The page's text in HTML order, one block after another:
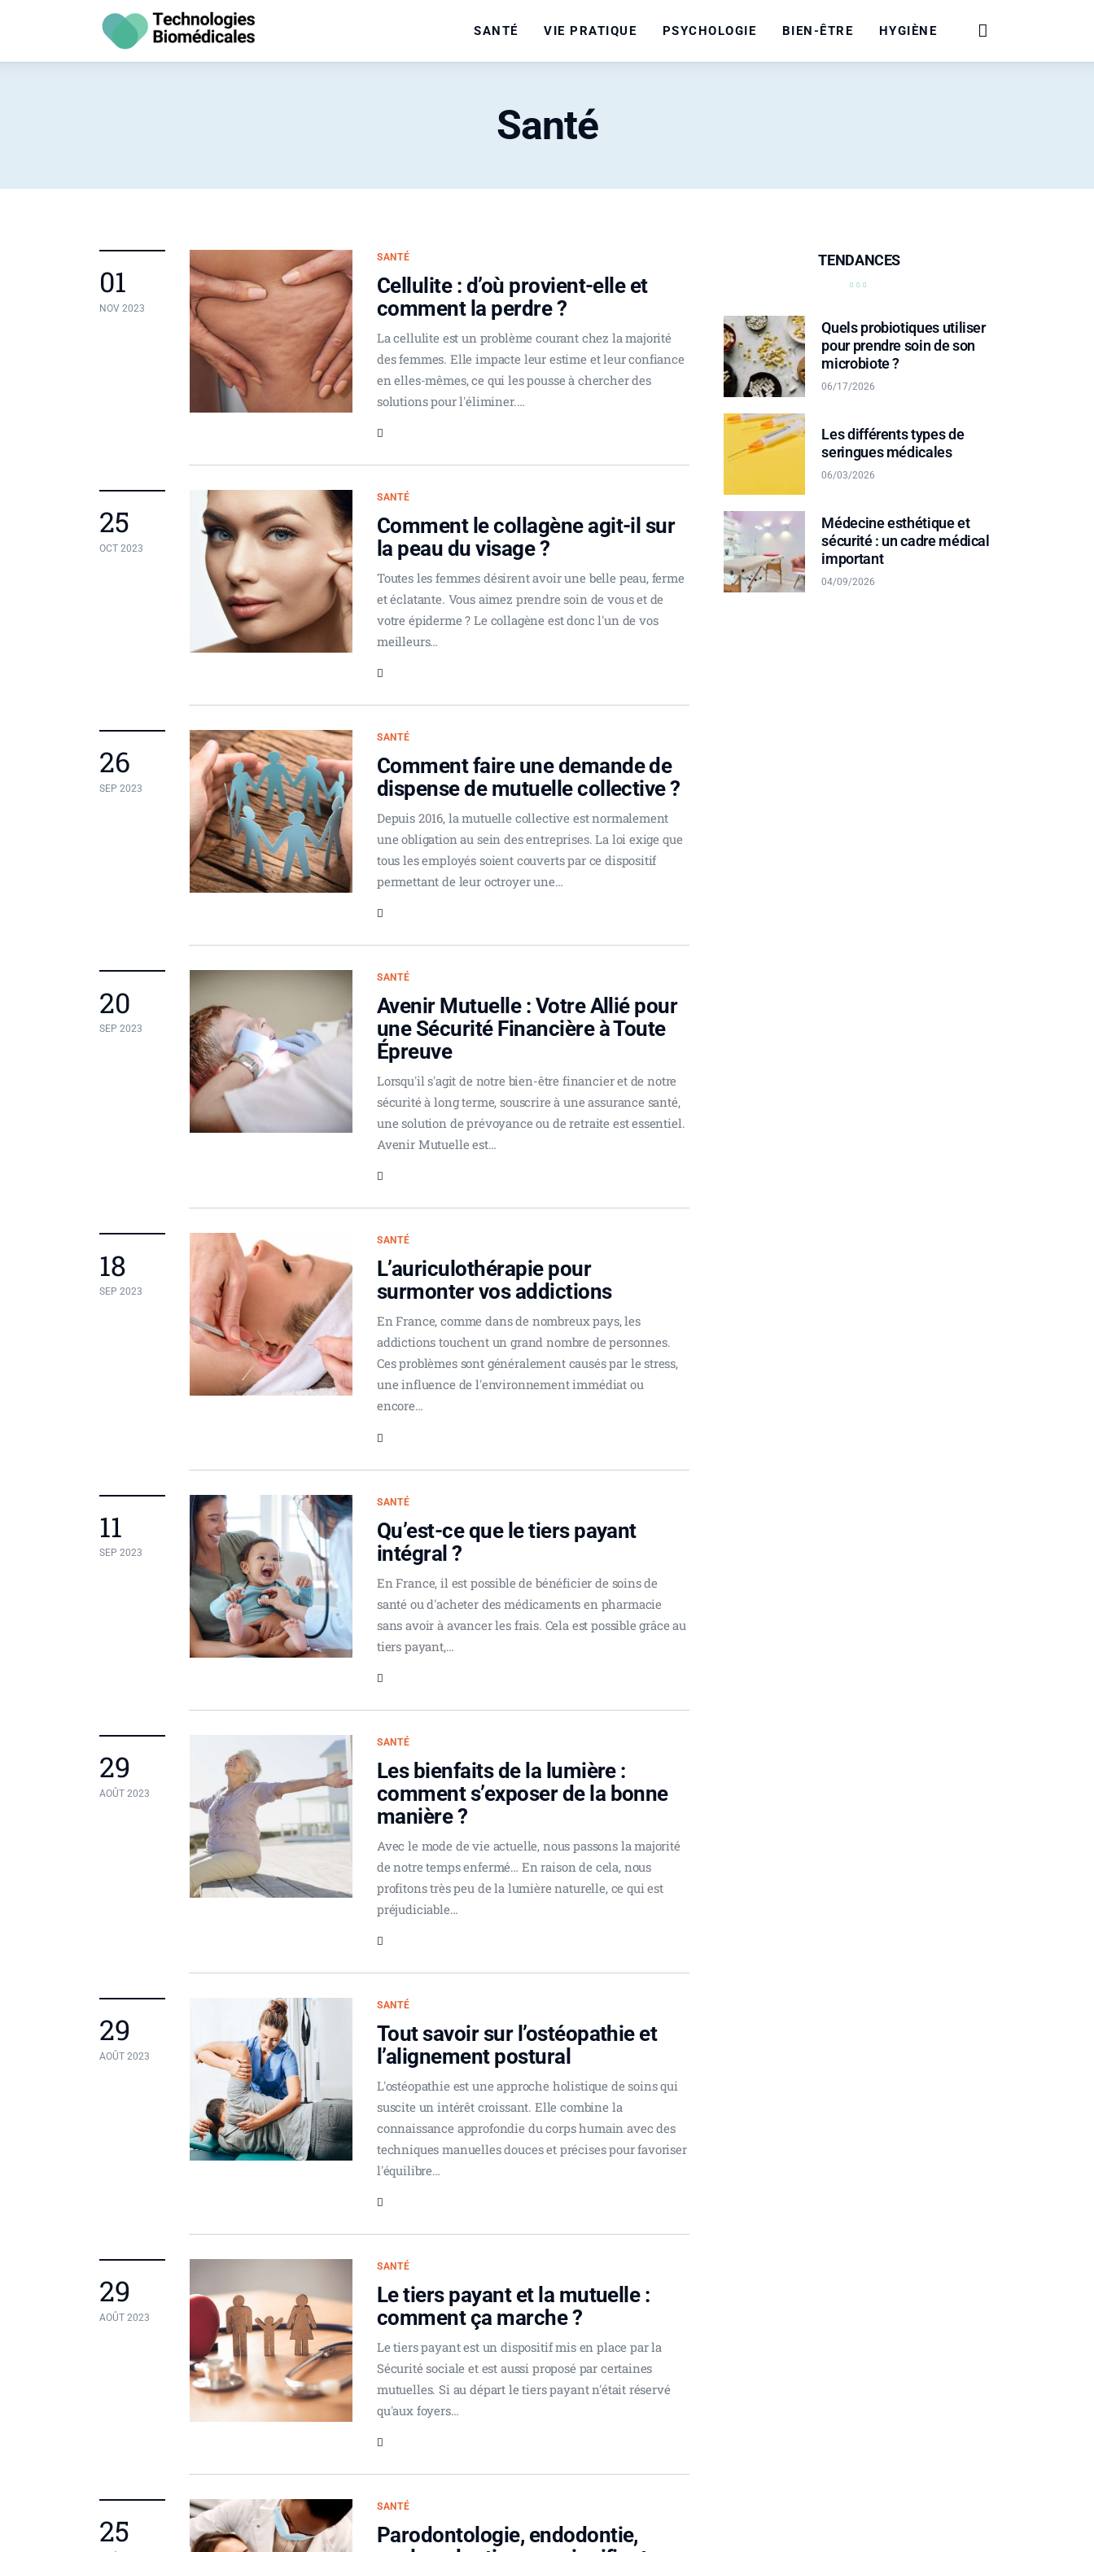
SANTÉ VIE PRATIQUE PSYCHOLOGIE BIEN-ÊTRE HYGIÈNE
Santé
Vie Pratique
01
NOV 2023
SANTÉ
Cellulite : d’où provient-elle et
comment la perdre ?
La cellulite est un problème courant chez la majorité
des femmes. Elle impacte leur estime et leur confiance
en elles-mêmes, ce qui les pousse à chercher des
solutions pour l'éliminer.…
25
OCT 2023
SANTÉ
Comment le collagène agit-il sur
la peau du visage ?
Toutes les femmes désirent avoir une belle peau, ferme
et éclatante. Vous aimez prendre soin de vous et de
votre épiderme ? Le collagène est donc l'un de vos
meilleurs…
26
SEP 2023
SANTÉ
Comment faire une demande de
dispense de mutuelle collective ?
Depuis 2016, la mutuelle collective est normalement
une obligation au sein des entreprises. La loi exige que
tous les employés soient couverts par ce dispositif
permettant de leur octroyer une…
20
SEP 2023
SANTÉ
Avenir Mutuelle : Votre Allié pour
une Sécurité Financière à Toute
Épreuve
Lorsqu'il s'agit de notre bien-être financier et de notre
sécurité à long terme, souscrire à une assurance santé,
une solution de prévoyance ou de retraite est essentiel.
Avenir Mutuelle est…
18
SEP 2023
SANTÉ
L’auriculothérapie pour
surmonter vos addictions
En France, comme dans de nombreux pays, les
addictions touchent un grand nombre de personnes.
Ces problèmes sont généralement causés par le stress,
une influence de l'environnement immédiat ou
encore…
11
SEP 2023
SANTÉ
Qu’est-ce que le tiers payant
intégral ?
En France, il est possible de bénéficier de soins de
santé ou d'acheter des médicaments en pharmacie
sans avoir à avancer les frais. Cela est possible grâce au
tiers payant,…
29
AOÛT 2023
SANTÉ
Les bienfaits de la lumière :
comment s’exposer de la bonne
manière ?
Avec le mode de vie actuelle, nous passons la majorité
de notre temps enfermé… En raison de cela, nous
profitons très peu de la lumière naturelle, ce qui est
préjudiciable…
29
AOÛT 2023
SANTÉ
Tout savoir sur l’ostéopathie et
l’alignement postural
L'ostéopathie est une approche holistique de soins qui
suscite un intérêt croissant. Elle combine la
connaissance approfondie du corps humain avec des
techniques manuelles douces et précises pour favoriser
l'équilibre…
29
AOÛT 2023
SANTÉ
Le tiers payant et la mutuelle :
comment ça marche ?
Le tiers payant est un dispositif mis en place par la
Sécurité sociale et est aussi proposé par certaines
mutuelles. Si au départ le tiers payant n'était réservé
qu'aux foyers…
25
SANTÉ
Parodontologie, endodontie,
TENDANCES
Quels probiotiques utiliser
pour prendre soin de son
microbiote ?
06/17/2026
Les différents types de
seringues médicales
06/03/2026
Médecine esthétique et
sécurité : un cadre médical
important
04/09/2026